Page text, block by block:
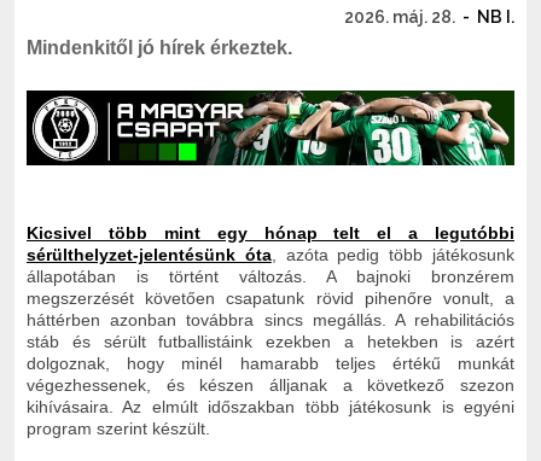
2026. máj. 28. - NB I.
Mindenkitől jó hírek érkeztek.
Kicsivel több mint egy hónap telt el a legutóbbi
sérülthelyzet-jelentésünk óta, azóta pedig több játékosunk
állapotában is történt változás. A bajnoki bronzérem
megszerzését követően csapatunk rövid pihenőre vonult, a
háttérben azonban továbbra sincs megállás. A rehabilitációs
stáb és sérült futballistáink ezekben a hetekben is azért
dolgoznak, hogy minél hamarabb teljes értékű munkát
végezhessenek, és készen álljanak a következő szezon
kihívásaira. Az elmúlt időszakban több játékosunk is egyéni
program szerint készült.